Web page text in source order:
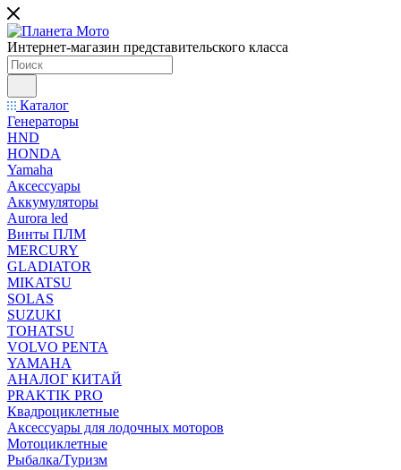
Интернет-магазин представительского класса
Каталог
Генераторы
HND
HONDA
Yamaha
Аксессуары
Аккумуляторы
Aurora led
Винты ПЛМ
MERCURY
GLADIATOR
MIKATSU
SOLAS
SUZUKI
TOHATSU
VOLVO PENTA
YAMAHA
АНАЛОГ КИТАЙ
PRAKTIK PRO
Квадроциклетные
Аксессуары для лодочных моторов
Мотоциклетные
Рыбалка/Туризм